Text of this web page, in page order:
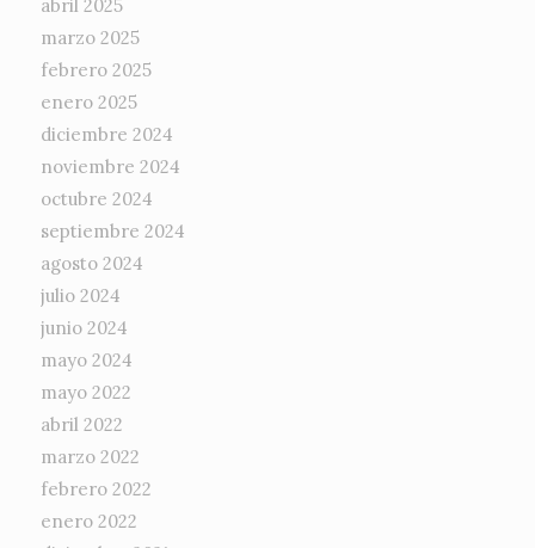
abril 2025
marzo 2025
febrero 2025
enero 2025
diciembre 2024
noviembre 2024
octubre 2024
septiembre 2024
agosto 2024
julio 2024
junio 2024
mayo 2024
mayo 2022
abril 2022
marzo 2022
febrero 2022
enero 2022